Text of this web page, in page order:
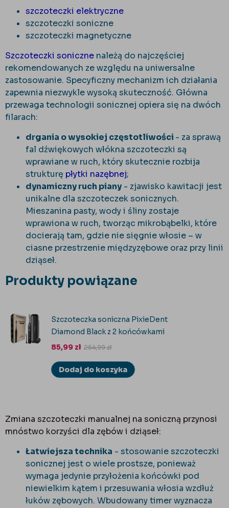
szczoteczki elektryczne
szczoteczki soniczne
szczoteczki magnetyczne
Szczoteczki soniczne należą do najczęściej
rekomendowanych ze względu na uniwersalne
zastosowanie. Specyficzny mechanizm ich działania
zapewnia niezwykle wysoką skuteczność. Główna
przewaga technologii sonicznej opiera się na dwóch
filarach:
drgania o wysokiej częstotliwości - za sprawą
fal dźwiękowych włókna szczoteczki są
wprawiane w ruch, który skutecznie rozbija
strukturę płytki nazębnej;
dynamiczny ruch piany - zjawisko kawitacji jest
unikalne dla szczoteczek sonicznych.
Mieszanina pasty, wody i śliny zostaje
wprawiona w ruch, tworząc mikrobąbelki, które
docierają tam, gdzie nie sięgnie włosie – w
ciasne przestrzenie międzyzębowe oraz przy linii
dziąseł.
Produkty powiązane
Szczoteczka soniczna PixieDent
Diamond Black z 2 końcówkami
85,99 zł 254,99zł
Dodaj do koszyka
Zmiana szczoteczki manualnej na soniczną przynosi
mnóstwo korzyści dla zębów i dziąseł:
Łatwiejsza technika - stosowanie szczoteczki
sonicznej jest o wiele prostsze, ponieważ
wymaga jedynie przyłożenia końcówki pod
niewielkim kątem i przesuwania włosia wzdłuż
łuków zębowych. Wbudowany timer wyznacza